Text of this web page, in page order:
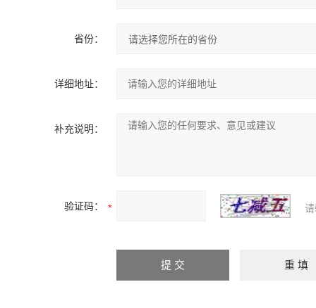
省份：
详细地址：
补充说明：
验证码：